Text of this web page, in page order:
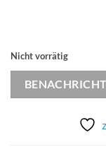
Nicht vorrätig